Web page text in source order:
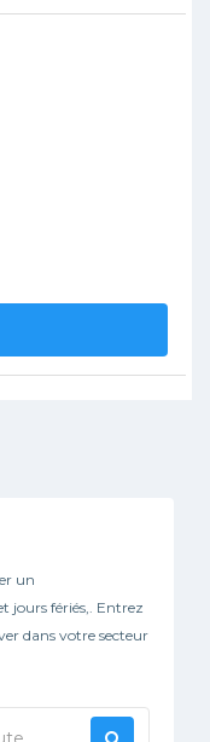
un
jours fériés,. Entrez
dans votre secteur